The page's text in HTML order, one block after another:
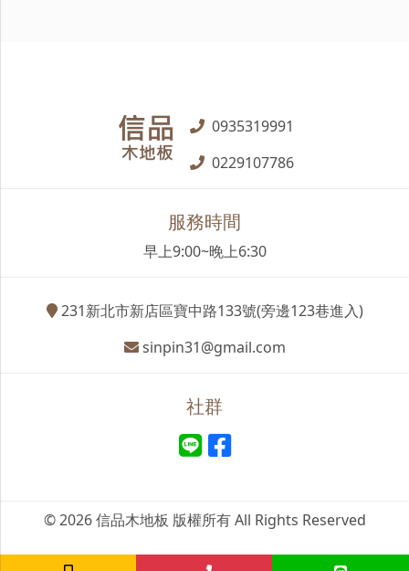
0935319991
0229107786
服務時間
早上9:00~晚上6:30
231新北市新店區寶中路133號(旁邊123巷進入)
sinpin31@gmail.com
社群
© 2026 信品木地板 版權所有 All Rights Reserved